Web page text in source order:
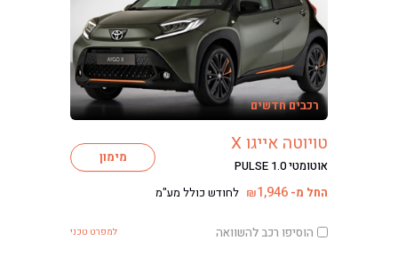
רכבים חדשים
טויוטה אייגו X
אוטומטי PULSE 1.0 מימון
החל מ- ₪1,946 לחודש כולל מע"מ
הוסיפו רכב להשוואה למפרט טכני